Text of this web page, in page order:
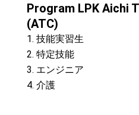
Program LPK Aichi
(ATC)
技能実習生
特定技能
エンジニア
介護